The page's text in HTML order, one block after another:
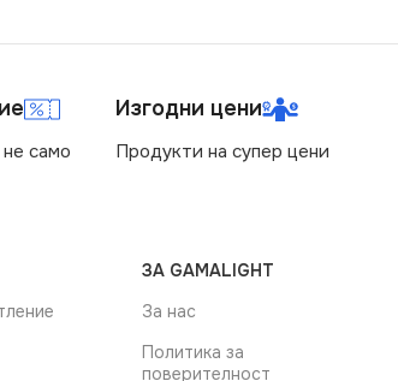
само
Изгодни цени
Продукти на супер цени
ЗА GAMALIGHT
За нас
Политика за
поверителност